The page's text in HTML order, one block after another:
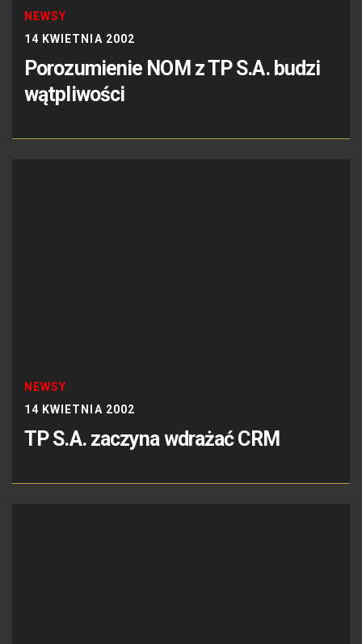
NEWSY
14 KWIETNIA 2002
Porozumienie NOM z TP S.A. budzi
wątpliwości
NEWSY
14 KWIETNIA 2002
TP S.A. zaczyna wdrażać CRM